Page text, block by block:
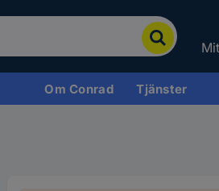
Om Conrad Tjänster